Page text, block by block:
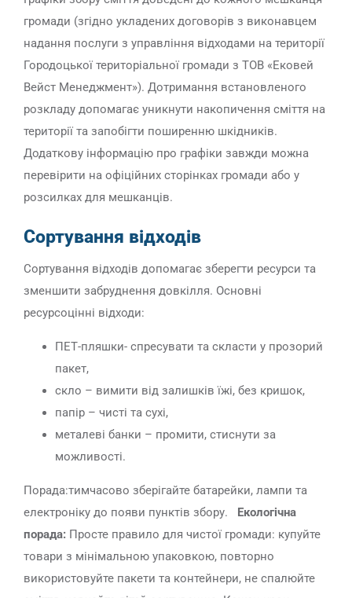
громади (згідно укладених договорів з виконавцем
надання послуги з управління відходами на території
Городоцької територіальної громади з ТОВ «Ековей
Вейст Менеджмент»). Дотримання встановленого
розкладу допомагає уникнути накопичення сміття на
території та запобігти поширенню шкідників.
Додаткову інформацію про графіки завжди можна
перевірити на офіційних сторінках громади або у
розсилках для мешканців.
Сортування відходів
Сортування відходів допомагає зберегти ресурси та
зменшити забруднення довкілля. Основні
ресурсоцінні відходи:
ПЕТ-пляшки- спресувати та скласти у прозорий
пакет,
скло – вимити від залишків їжі, без кришок,
папір – чисті та сухі,
металеві банки – промити, стиснути за
можливості.
Порада:тимчасово зберігайте батарейки, лампи та
електроніку до появи пунктів збору. Екологічна
порада: Просте правило для чистої громади: купуйте
товари з мінімальною упаковкою, повторно
використовуйте пакети та контейнери, не спалюйте